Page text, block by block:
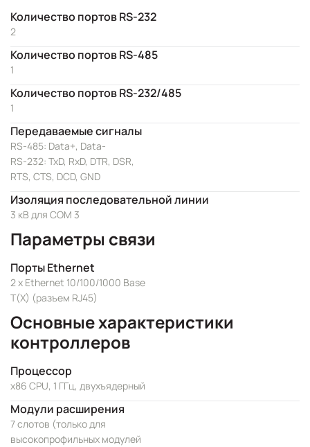
Количество портов RS-232
2
Количество портов RS-485
1
Количество портов RS-232/485
1
Передаваемые сигналы
RS-485: Data+, Data-
RS-232: TxD, RxD, DTR, DSR,
RTS, CTS, DCD, GND
Изоляция последовательной линии
3 кВ для COM 3
Параметры связи
Порты Ethernet
2 x Ethernet 10/100/1000 Base
T(X) (разъем RJ45)
Основные характеристики
контроллеров
Процессор
x86 CPU, 1 ГГц, двухъядерный
Модули расширения
7 слотов (только для
высокопрофильных модулей